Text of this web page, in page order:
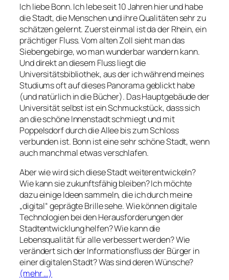
Ich liebe Bonn. Ich lebe seit 10 Jahren hier und habe
die Stadt, die Menschen und ihre Qualitäten sehr zu
schätzen gelernt. Zuerst einmal ist da der Rhein, ein
prächtiger Fluss. Vom alten Zoll sieht man das
Siebengebirge, wo man wunderbar wandern kann.
Und direkt an diesem Fluss liegt die
Universitätsbibliothek, aus der ich während meines
Studiums oft auf dieses Panorama geblickt habe
(und natürlich in die Bücher). Das Hauptgebäude der
Universität selbst ist ein Schmuckstück, dass sich
an die schöne Innenstadt schmiegt und mit
Poppelsdorf durch die Allee bis zum Schloss
verbunden ist. Bonn ist eine sehr schöne Stadt, wenn
auch manchmal etwas verschlafen.
Aber wie wird sich diese Stadt weiterentwickeln?
Wie kann sie zukunftsfähig bleiben? Ich möchte
dazu einige Ideen sammeln, die ich durch meine
„digital“ geprägte Brille sehe. Wie können digitale
Technologien bei den Herausforderungen der
Stadtentwicklung helfen? Wie kann die
Lebensqualität für alle verbessert werden? Wie
verändert sich der Informationsfluss der Bürger in
einer digitalen Stadt? Was sind deren Wünsche?
(mehr …)